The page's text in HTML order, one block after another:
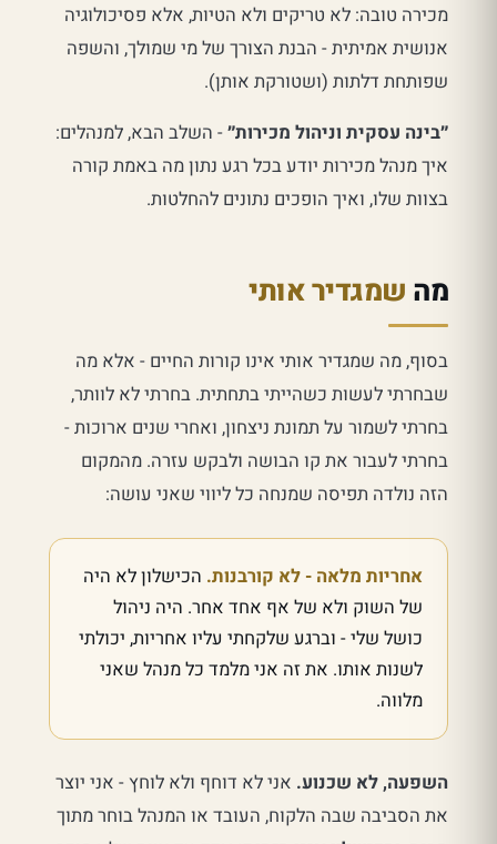
מכירה טובה: לא טריקים ולא הטיות, אלא פסיכולוגיה
אנושית אמיתית - הבנת הצורך של מי שמולך, והשפה
שפותחת דלתות (ושטורקת אותן).
״בינה עסקית וניהול מכירות״- השלב הבא, למנהלים:
איך מנהל מכירות יודע בכל רגע נתון מה באמת קורה
בצוות שלו, ואיך הופכים נתונים להחלטות.
שמגדיר אותי
בסוף, מה שמגדיר אותי אינו קורות החיים - אלא מה
שבחרתי לעשות כשהייתי בתחתית. בחרתי לא לוותר,
בחרתי לשמור על תמונת ניצחון, ואחרי שנים ארוכות -
בחרתי לעבור את קו הבושה ולבקש עזרה. מהמקום
הזה נולדה תפיסה שמנחה כל ליווי שאני עושה:
אחריות מלאה - לא קורבנות.הכישלון לא היה
של השוק ולא של אף אחד אחר. היה ניהול
כושל שלי - וברגע שלקחתי עליו אחריות, יכולתי
לשנות אותו. את זה אני מלמד כל מנהל שאני
השפעה, לא שכנוע.אני לא דוחף ולא לוחץ - אני יוצר
את הסביבה שבה הלקוח, העובד או המנהל בוחר מתוך